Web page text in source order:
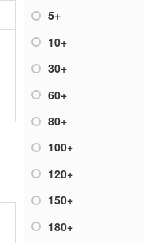
5+
10+
30+
60+
80+
100+
120+
150+
180+